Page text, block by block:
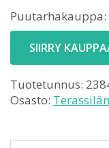
Puutarhakauppa:
SIIRRY
Tuotetunnus:
Osasto: